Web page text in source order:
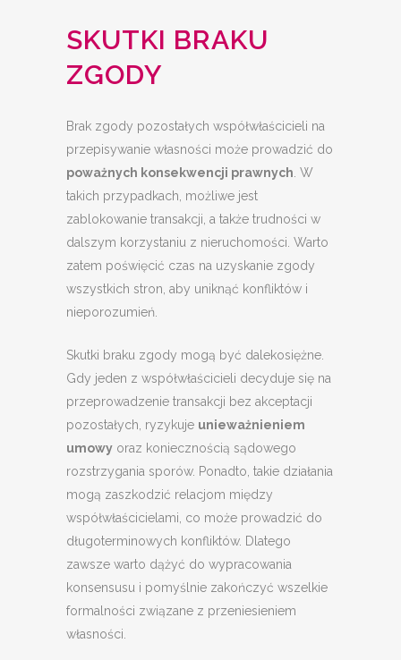
SKUTKI BRAKU
ZGODY
Brak zgody pozostałych współwłaścicieli na
przepisywanie własności może prowadzić do
poważnych konsekwencji prawnych . W
takich przypadkach, możliwe jest
zablokowanie transakcji, a także trudności w
dalszym korzystaniu z nieruchomości. Warto
zatem poświęcić czas na uzyskanie zgody
wszystkich stron, aby uniknąć konfliktów i
nieporozumień.
Skutki braku zgody mogą być dalekosiężne.
Gdy jeden z współwłaścicieli decyduje się na
przeprowadzenie transakcji bez akceptacji
pozostałych, ryzykuje unieważnieniem
umowy oraz koniecznością sądowego
rozstrzygania sporów. Ponadto, takie działania
mogą zaszkodzić relacjom między
współwłaścicielami, co może prowadzić do
długoterminowych konfliktów. Dlatego
zawsze warto dążyć do wypracowania
konsensusu i pomyślnie zakończyć wszelkie
formalności związane z przeniesieniem
własności.